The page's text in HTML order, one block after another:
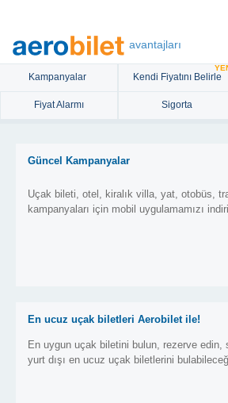
avantajları
Kampanyalar Kendi Fiyatını Belirle
Fiyat Alarmı Sigorta
Güncel Kampanyalar
Uçak bileti, otel, kiralık villa, yat, otobüs,
kampanyaları için mobil uygulamamızı
En ucuz uçak biletleri Aerobilet ile!
En uygun uçak biletini bulun, rezerve edin,
yurt dışı en ucuz uçak biletlerini